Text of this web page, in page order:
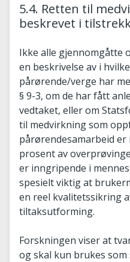
5.4. Retten til
beskrevet i
Ikke alle gjennomgåtte
en beskrivelse av i
pårørende/verge har
§ 9-3, om de har fått
vedtaket, eller om
til medvirkning som
pårørendesamarbeid er
prosent av
er inngripende i
spesielt viktig at
en reel kvalitetssikring
tiltaksutforming.
Forskningen viser at
og skal kun brukes